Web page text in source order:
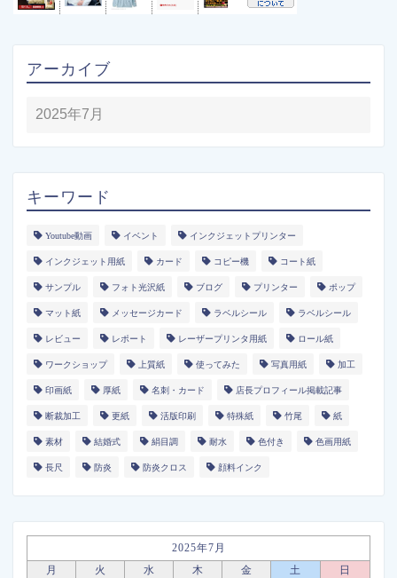
アーカイブ
キーワード
Youtube動画 イベント インクジェットプリンター
インクジェット用紙 カード コピー機 コート紙
サンプル フォト光沢紙 ブログ プリンター ポップ
マット紙 メッセージカード ラベルシール ラベルシール
レビュー レポート レーザープリンタ用紙 ロール紙
ワークショップ 上質紙 使ってみた 写真用紙 加工
印画紙 厚紙 名刺・カード 店長プロフィール掲載記事
断裁加工 更紙 活版印刷 特殊紙 竹尾 紙
素材 結婚式 絹目調 耐水 色付き 色画用紙
長尺 防炎 防炎クロス 顔料インク
2025年7月
月
火 水 木 金 土
日